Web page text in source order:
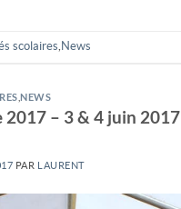
scolaires, News
,NEWS
2017 – 3 & 4 juin 2017
PAR LAURENT